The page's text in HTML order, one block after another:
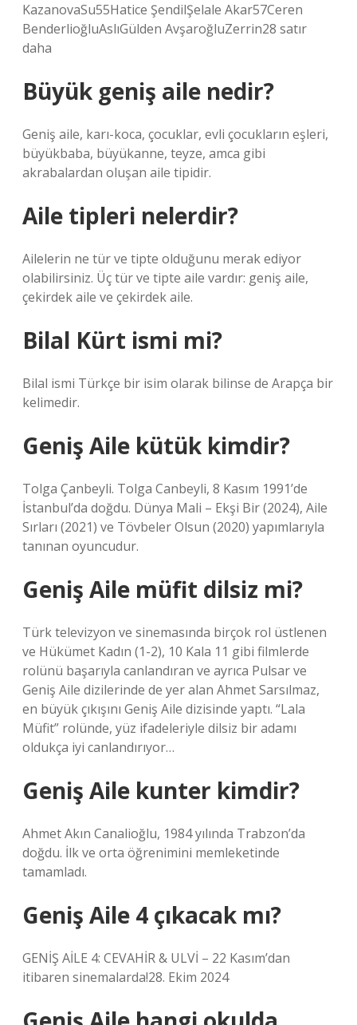
KazanovaSu55Hatice ŞendilŞelale Akar57Ceren
BenderlioğluAslıGülden AvşaroğluZerrin28 satır
daha
Büyük geniş aile nedir?
Geniş aile, karı-koca, çocuklar, evli çocukların eşleri,
büyükbaba, büyükanne, teyze, amca gibi
akrabalardan oluşan aile tipidir.
Aile tipleri nelerdir?
Ailelerin ne tür ve tipte olduğunu merak ediyor
olabilirsiniz. Üç tür ve tipte aile vardır: geniş aile,
çekirdek aile ve çekirdek aile.
Bilal Kürt ismi mi?
Bilal ismi Türkçe bir isim olarak bilinse de Arapça bir
kelimedir.
Geniş Aile kütük kimdir?
Tolga Çanbeyli. Tolga Canbeyli, 8 Kasım 1991’de
İstanbul’da doğdu. Dünya Mali – Ekşi Bir (2024), Aile
Sırları (2021) ve Tövbeler Olsun (2020) yapımlarıyla
tanınan oyuncudur.
Geniş Aile müfit dilsiz mi?
Türk televizyon ve sinemasında birçok rol üstlenen
ve Hükümet Kadın (1-2), 10 Kala 11 gibi filmlerde
rolünü başarıyla canlandıran ve ayrıca Pulsar ve
Geniş Aile dizilerinde de yer alan Ahmet Sarsılmaz,
en büyük çıkışını Geniş Aile dizisinde yaptı. “Lala
Müfit” rolünde, yüz ifadeleriyle dilsiz bir adamı
oldukça iyi canlandırıyor…
Geniş Aile kunter kimdir?
Ahmet Akın Canalioğlu, 1984 yılında Trabzon’da
doğdu. İlk ve orta öğrenimini memleketinde
tamamladı.
Geniş Aile 4 çıkacak mı?
GENİŞ AİLE 4: CEVAHİR & ULVİ – 22 Kasım’dan
itibaren sinemalarda!28. Ekim 2024